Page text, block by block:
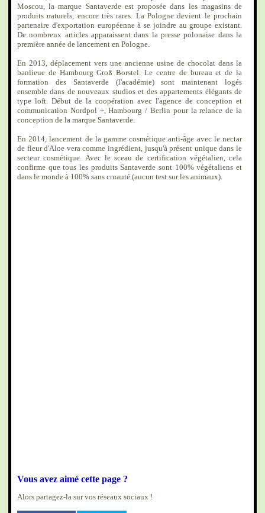
Moscou, la marque Santaverde est proposée dans les magasins de
produits naturels, encore très rares. La Pologne devient le prochain
partenaire d'exportation européenne à se joindre au groupe existant.
De nombreux articles apparaissent dans la presse polonaise dans la
première année de lancement en Pologne.
En 2013, déplacement vers une ancienne usine de chocolat dans la
banlieue de Hambourg Groß Borstel. Le centre de bureau et de la
formation des Santaverde (l'académie) sont maintenant logés
ensemble dans de nouveaux studios et des appartements élégants de
type loft. Début de la coopération avec l'agence de conception et
communication Nordpol +, Hambourg / Berlin pour la relance de la
conception de la marque Santaverde.
En 2014, lancement de la gamme cosmétique anti-âge avec le nectar
de fleur d'Aloe vera comme ingrédient, jusqu'à présent unique dans le
secteur cosmétique. Avec le sceau de certification végétalien, cela
confirme que tous les produits Santaverde sont 100% végétaliens et
dans le monde à 100% sans cruauté (aucun test sur les animaux).
Vous avez aimé cette page ?
Alors partagez-la sur vos réseaux sociaux !